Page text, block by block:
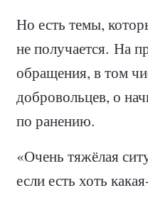
Но есть темы,
не получается. На
обращения, в том
добровольцев, о
по ранению.
«Очень тяжёлая
если есть хоть